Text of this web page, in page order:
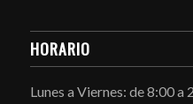
HORARIO
Lunes a Viernes: de 8:00 a